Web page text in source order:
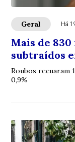
Geral Há
Mais de
subtraídos
Roubos recuaram
0,9%